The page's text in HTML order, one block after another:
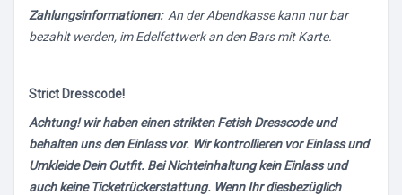
Zahlungsinformationen: An der Abendkasse kann nur bar
bezahlt werden, im Edelfettwerk an den Bars mit Karte.
Strict Dresscode!
Achtung! wir haben einen strikten Fetish Dresscode und
behalten uns den Einlass vor. Wir kontrollieren vor Einlass und
Umkleide Dein Outfit. Bei Nichteinhaltung kein Einlass und
auch keine Ticketrückerstattung. Wenn Ihr diesbezüglich